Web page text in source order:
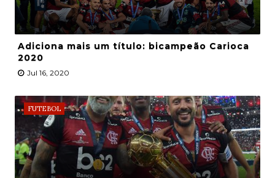
Adiciona mais um título: bicampeão Carioca
2020
Jul 16, 2020
FUTEBOL